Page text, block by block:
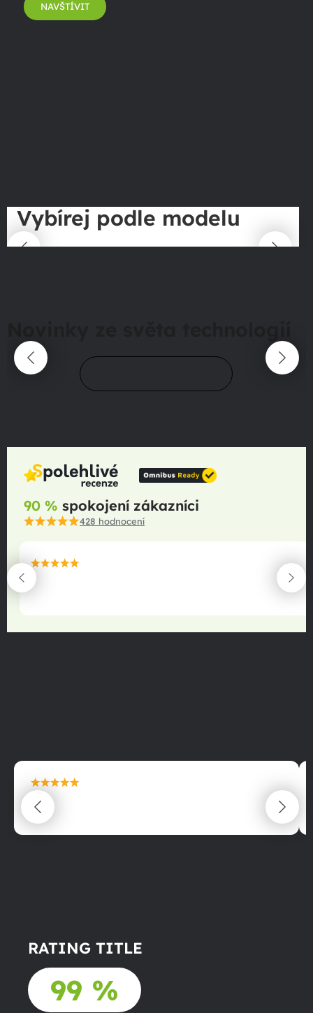
NAVŠTÍVIT
Vybírej podle modelu
90 % spokojení zákazníci
428 hodnocení
maximální spokojenost
22.06.2025
maximální spokojenost
22.06.2025
RATING TITLE
99 %